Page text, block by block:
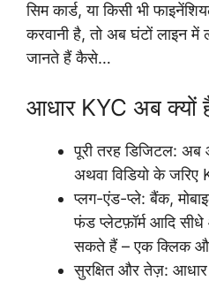
सिम कार्ड, या किसी भी
करवानी है, तो अब घंटों लाइन
जानते हैं कैसे…
आधार KYC अब क्यों
पूरी तरह डिजिटल:
अथवा विडियो के
प्लग-एंड-प्ले: बैंक,
फंड प्लेटफ़ॉर्म आदि
सकते हैं – एक क्लिक
सुरक्षित और तेज़: